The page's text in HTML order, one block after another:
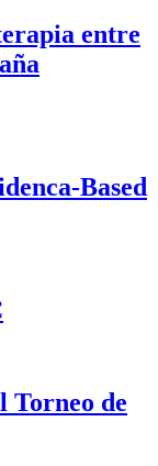
entre
Based
Torneo de